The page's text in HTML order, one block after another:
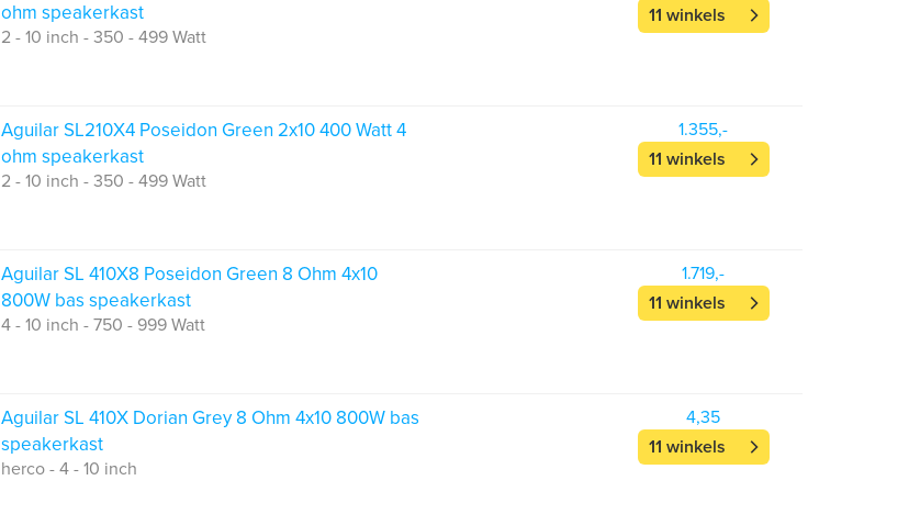
ohm speakerkast
2 - 10 inch - 350 - 499 Watt
11 winkels
Aguilar SL210X4 Poseidon Green 2x10 400 Watt 4
ohm speakerkast
2 - 10 inch - 350 - 499 Watt
1.355,-
11 winkels
Aguilar SL 410X8 Poseidon Green 8 Ohm 4x10
800W bas speakerkast
4 - 10 inch - 750 - 999 Watt
1.719,-
11 winkels
Aguilar SL 410X Dorian Grey 8 Ohm 4x10 800W bas
speakerkast
herco - 4 - 10 inch
4,35
11 winkels